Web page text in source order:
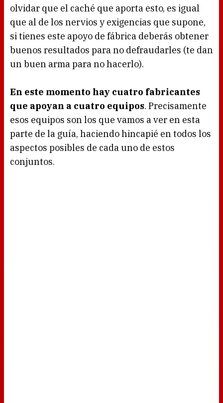
olvidar que el caché que aporta esto, es igual
que al de los nervios y exigencias que supone,
si tienes este apoyo de fábrica deberás obtener
buenos resultados para no defraudarles (te dan
un buen arma para no hacerlo).
En este momento hay cuatro fabricantes
que apoyan a cuatro equipos. Precisamente
esos equipos son los que vamos a ver en esta
parte de la guía, haciendo hincapié en todos los
aspectos posibles de cada uno de estos
conjuntos.